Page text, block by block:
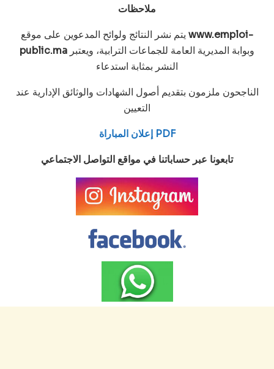
ملاحظات
www.emploi-
public.ma
النشر بمثابة استدعاء
الناجحون ملزمون بتقديم أصول الشهادات والوثائق الإدارية عند
التعيين
إعلان المباراة PDF
تابعونا عبر حساباتنا في مواقع التواصل الاجتماعي